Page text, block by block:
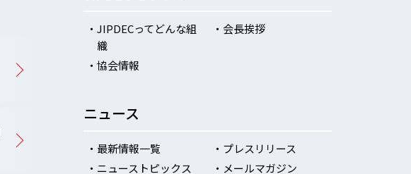
JIPDECってどんな組
織
会長挨拶
協会情報
ニュース
最新情報一覧
プレスリリース
ニューストピックス
メールマガジン